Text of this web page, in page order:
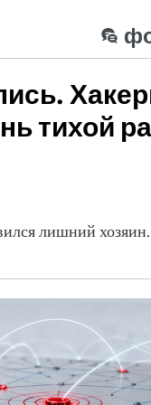
тихой
лишний хозяин.